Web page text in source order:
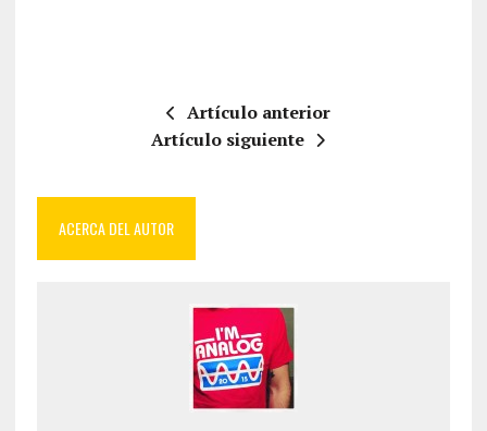
Artículo anterior
Artículo siguiente
ACERCA DEL AUTOR